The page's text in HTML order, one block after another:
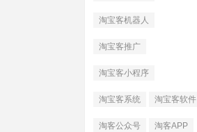
淘宝客机器人
淘宝客推广
淘宝客小程序
淘宝客系统 淘宝客软件
淘客公众号 淘客APP